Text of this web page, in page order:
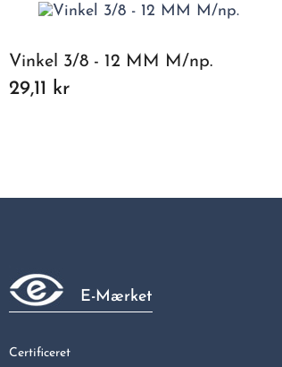
Vinkel 3/8 - 12 MM M/np.
29,11 kr
E-Mærket
Certificeret